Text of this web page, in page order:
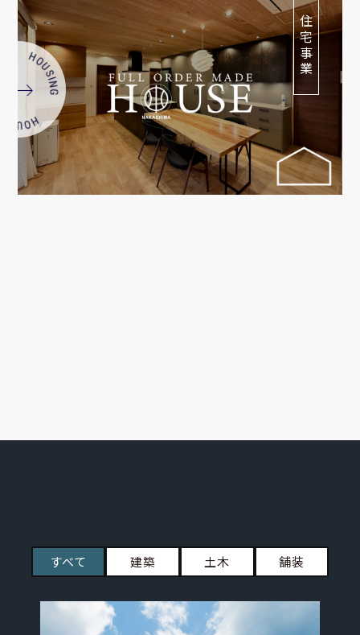
住宅事業
HOUSING
ESTATE
すべて 建築 土木 舗装